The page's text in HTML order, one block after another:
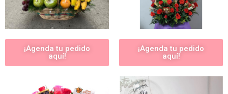
¡Agenda tu pedido
aquí!
¡Agenda tu pedido
aquí!